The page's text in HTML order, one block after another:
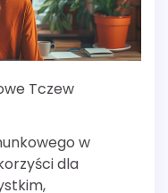
Tczew
w
dla